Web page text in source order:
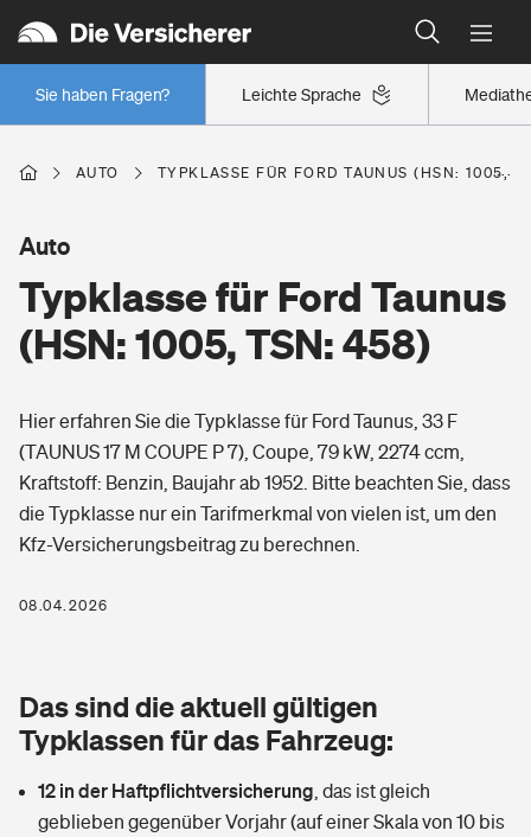
Leichte Sprache
Sie haben Fragen?
Wer versichert was: Jetzt Versicherer finden
Regionalklassen: So ist Ihre Region eingestuft
Wer versichert was: Jetzt Versicherer finden
Berufsunfähigkeitsversicherung
Erwerbsunfähigkeitsversicherung
Grundfähigkeitsversicherung
Arbeitsrechtsschutz
Berufshaftpflichtversicherung
Zur Übersicht
Tools
Wohnen
Elementarversicherung
Glasversicherung
Freizeit
Pri­vate Haft­pflicht­
Kinderunfall­ver­si­che­rung
Kinderinvalidität
Gesundheit
Private Krankenversicherung
Dread-Disease-Versicherung
Tierkrankenversicherung
AUTO TYPKLASSE FÜR FORD TAUNUS (HSN: 1005,
Typklasse für Ford Taunus
(HSN: 1005, TSN: 458)
Auto
Hier erfahren Sie die Typklasse für Ford Taunus, 33 F
(TAUNUS 17 M COUPE P 7), Coupe, 79 kW, 2274 ccm,
Kraftstoff: Benzin, Baujahr ab 1952. Bitte beachten Sie, dass
die Typklasse nur ein Tarifmerkmal von vielen ist, um den
Kfz-Versicherungsbeitrag zu berechnen.
08.04.2026
Das sind die aktuell gültigen
Typklassen für das Fahrzeug:
12 in der Haftpflichtversicherung das ist gleich
geblieben gegenüber Vorjahr (auf einer Skala von 10 bis